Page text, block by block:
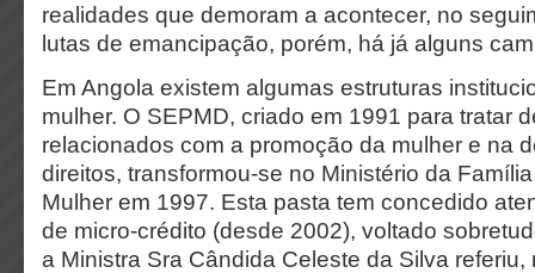
realidades que demoram a acontecer, no
lutas de emancipação, porém, há já alguns
Em Angola existem algumas estruturas
mulher. O SEPMD, criado em 1991 para tratar
relacionados com a promoção da mulher e na
direitos, transformou-se no Ministério da
Mulher em 1997. Esta pasta tem concedido
de micro-crédito (desde 2002), voltado
a Ministra Sra Cândida Celeste da Silva referiu,